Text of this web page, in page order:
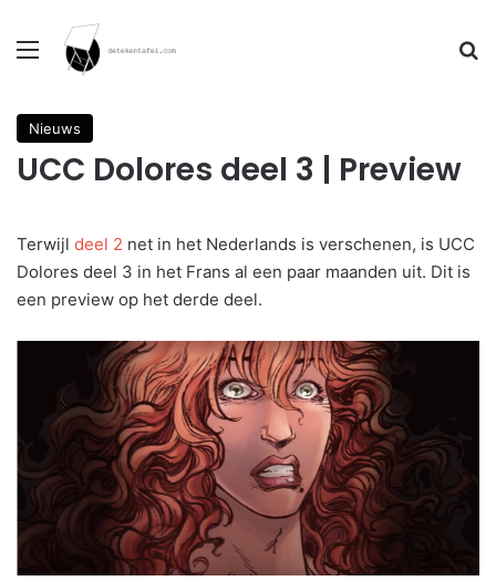
Menu
Nieuws
UCC Dolores deel 3 | Preview
Terwijl deel 2 net in het Nederlands is verschenen, is UCC
Dolores deel 3 in het Frans al een paar maanden uit. Dit is
een preview op het derde deel.